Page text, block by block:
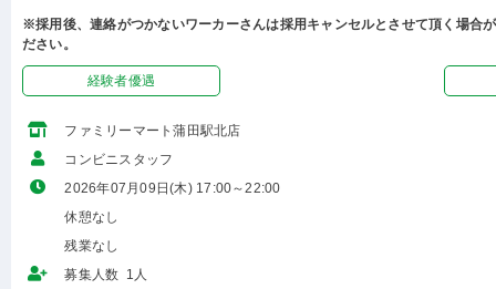
※採用後、連絡がつかないワーカーさんは採用キャンセルとさせて頂く場合
ださい。
経験者優遇
ファミリーマート蒲田駅北店
コンビニスタッフ
2026年07月09日(木) 17:00～22:00
休憩なし
残業なし
募集人数 1人